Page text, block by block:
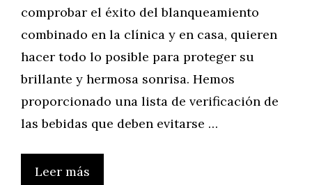
comprobar el éxito del blanqueamiento
combinado en la clínica y en casa, quieren
hacer todo lo posible para proteger su
brillante y hermosa sonrisa. Hemos
proporcionado una lista de verificación de
las bebidas que deben evitarse …
Leer más